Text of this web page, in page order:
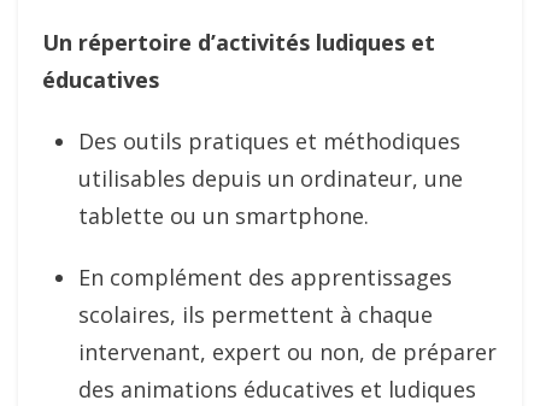
Un répertoire d’activités ludiques et
éducatives
Des outils pratiques et méthodiques
utilisables depuis un ordinateur, une
tablette ou un smartphone.
En complément des apprentissages
scolaires, ils permettent à chaque
intervenant, expert ou non, de préparer
des animations éducatives et ludiques